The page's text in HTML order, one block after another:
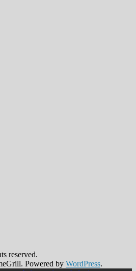
reserved.
Powered by WordPress.